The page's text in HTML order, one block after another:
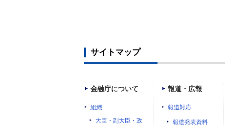
サイトマップ
金融庁について
組織
大臣・副大臣・政
報道・広報
報道対応
報道発表資料